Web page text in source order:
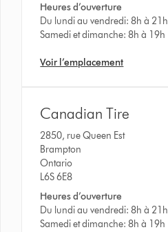
Heures d’ouverture
Du lundi au vendredi: 8h à 21h
Samedi et dimanche: 8h à 19h
Voir l’emplacement
Canadian Tire
2850, rue Queen Est
Brampton
Ontario
L6S 6E8
Heures d’ouverture
Du lundi au vendredi: 8h à 21h
Samedi et dimanche: 8h à 19h